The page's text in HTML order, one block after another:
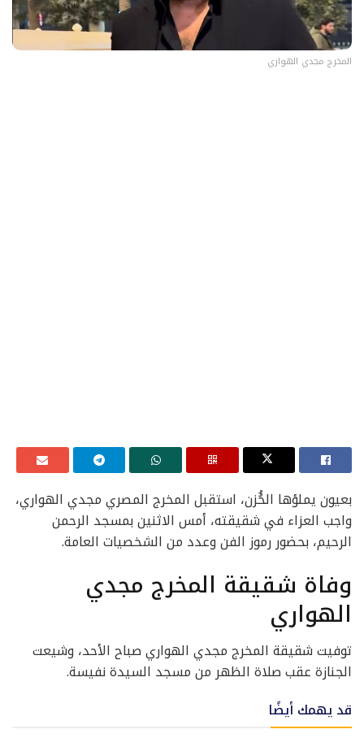
المخرج مجدي الهواري
بعيون يملؤها الحُُزن، استقبل المخرج المصري مجدي الهواري،
واجب العزاء في شقيقته، أمس الاثنين بمسجد الرحمن
الرحيم، بحضور رموز الفن وعدد من الشخصيات العامة.
وفاة شقيقة المخرج مجدي
الهواري
توفيت شقيقة المخرج مجدي الهواري صباح الأحد، وشيعت
الجنازة عقب صلاة الظهر من مسجد السيدة نفيسة.
قد يهمك أيضًا